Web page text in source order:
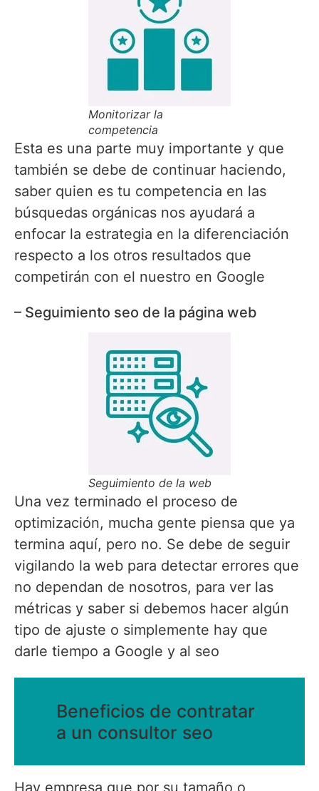
Monitorizar la
competencia
Esta es una parte muy importante y que
también se debe de continuar haciendo,
saber quien es tu competencia en las
búsquedas orgánicas nos ayudará a
enfocar la estrategia en la diferenciación
respecto a los otros resultados que
competirán con el nuestro en Google
– Seguimiento seo de la página web
Seguimiento de la web
Una vez terminado el proceso de
optimización, mucha gente piensa que ya
termina aquí, pero no. Se debe de seguir
vigilando la web para detectar errores que
no dependan de nosotros, para ver las
métricas y saber si debemos hacer algún
tipo de ajuste o simplemente hay que
darle tiempo a Google y al seo
Beneficios de contratar
a un consultor seo
Hay empresa que por su tamaño o